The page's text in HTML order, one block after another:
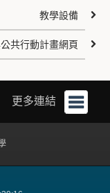
教學設備
共行動計畫網頁
更多連結